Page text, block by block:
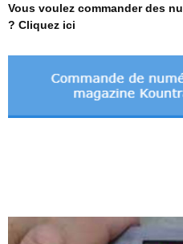
Vous voulez commander des
? Cliquez ici